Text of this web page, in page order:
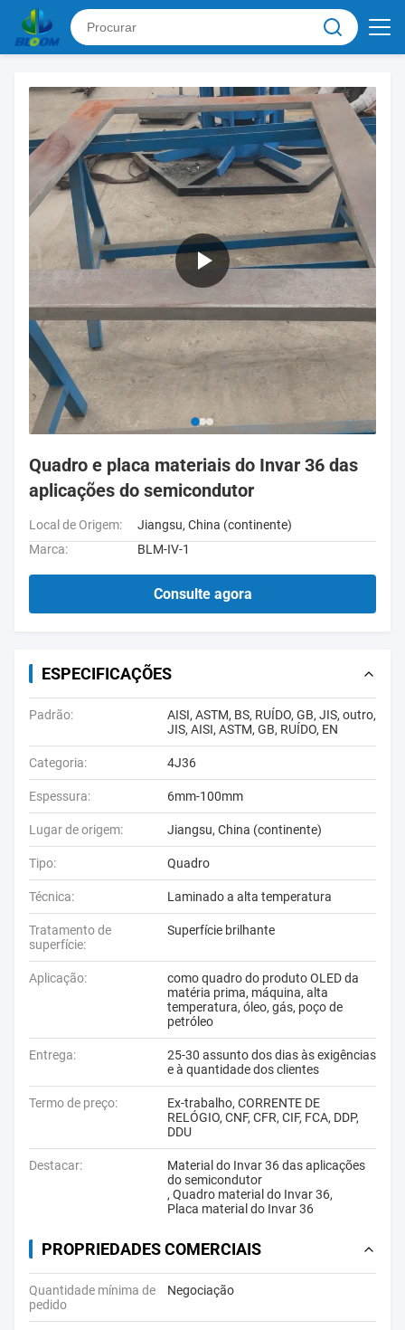
Quadro e placa materiais do Invar 36 das
aplicações do semicondutor
Local de Origem:
Jiangsu, China (continente)
Marca:
BLM-IV-1
Consulte agora
ESPECIFICAÇÕES
Padrão:
AISI, ASTM, BS, RUÍDO, GB, JIS, outro,
JIS, AISI, ASTM, GB, RUÍDO, EN
Categoria: 4J36
Espessura: 6mm-100mm
Lugar de origem: Jiangsu, China (continente)
Tipo: Quadro
Técnica: Laminado a alta temperatura
Tratamento de
superfície:
Superfície brilhante
Aplicação:
como quadro do produto OLED da
matéria prima, máquina, alta
temperatura, óleo, gás, poço de
petróleo
Entrega:
25-30 assunto dos dias às exigências
e à quantidade dos clientes
Termo de preço:
Ex-trabalho, CORRENTE DE
RELÓGIO, CNF, CFR, CIF, FCA, DDP,
DDU
Destacar:
Material do Invar 36 das aplicações
do semicondutor
, Quadro material do Invar 36,
Placa material do Invar 36
PROPRIEDADES COMERCIAIS
Quantidade mínima de
pedido
Negociação